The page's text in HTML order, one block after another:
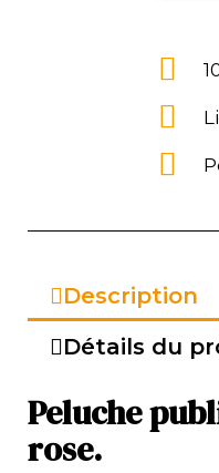
Description
Détails du
Peluche
rose.